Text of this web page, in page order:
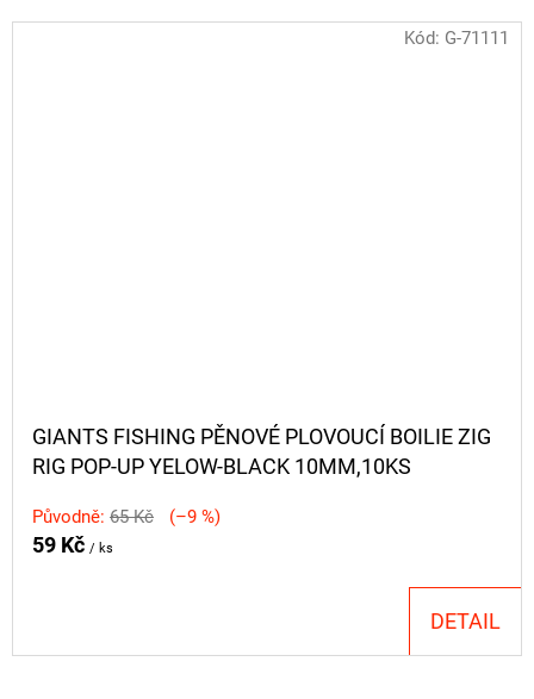
GIANTS FISHING PĚNOVÉ PLOVOUCÍ BOILIE ZIG
RIG POP-UP YELOW-BLACK 10MM,10KS
Původně: 65 Kč (–9 %)
59 Kč / ks
DETAIL
Kód: G-71111